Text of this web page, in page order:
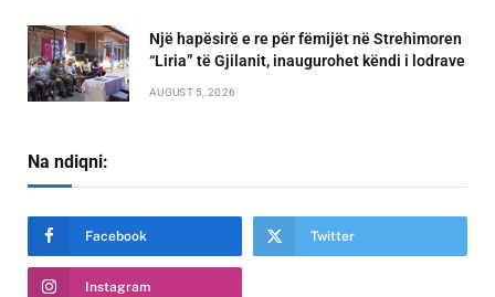
Një hapësirë e re për fëmijët në Strehimoren
“Liria” të Gjilanit, inaugurohet këndi i lodrave
AUGUST 5, 2026
Na ndiqni:
Facebook Twitter
Instagram